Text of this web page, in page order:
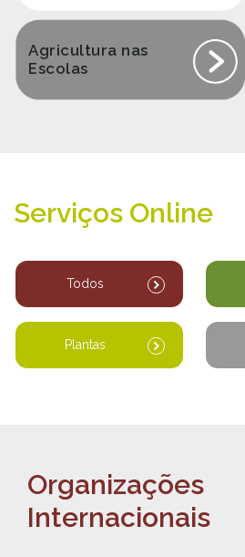
Agricultura nas
Escolas
Serviços Online
Todos
Plantas
Organizações
Internacionais